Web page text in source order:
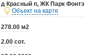
д Красный п, ЖК Парк Фонтэ
Объект на карте
278.00 м2
2.00 сот.